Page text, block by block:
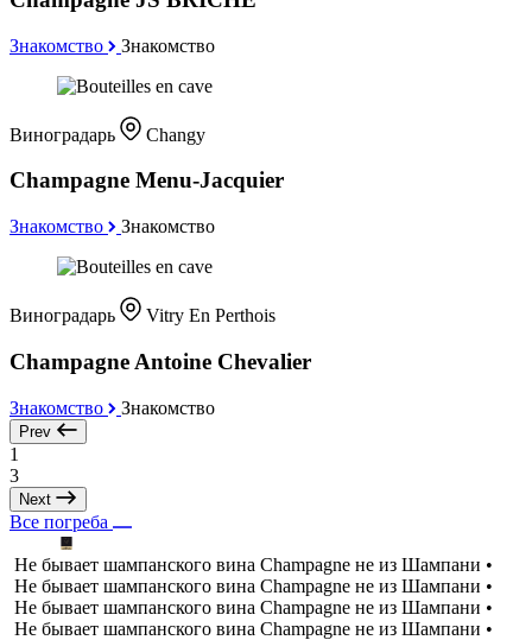
Знакомство Знакомство
Виноградарь Changy
Champagne Menu-Jacquier
Знакомство Знакомство
Виноградарь Vitry En Perthois
Champagne Antoine Chevalier
Знакомство Знакомство
Prev
1
3
Next
Все погреба
Не бывает шампанского вина Champagne не из Шампани •
Не бывает шампанского вина Champagne не из Шампани •
Не бывает шампанского вина Champagne не из Шампани •
Не бывает шампанского вина Champagne не из Шампани •